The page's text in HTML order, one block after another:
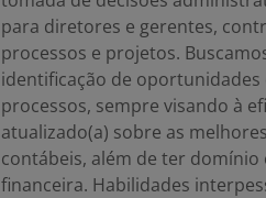
para diretores e gerentes,
processos e projetos.
identificação de
processos, sempre visando à
atualizado(a) sobre as
contábeis, além de ter
financeira. Habilidades